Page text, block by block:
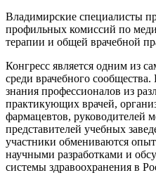
Владимирские специалисты
профильных комиссий по
терапии и общей врачебной
Конгресс является одним из
среди врачебного
знания профессионалов из
практикующих врачей,
фармацевтов, руководителей
представителей учебных
участники обмениваются
научными разработками и
системы здравоохранения в